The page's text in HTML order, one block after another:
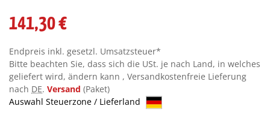
141,30 €
Endpreis inkl. gesetzl. Umsatzsteuer*
Bitte beachten Sie, dass sich die USt. je nach Land, in welches
geliefert wird, ändern kann , Versandkostenfreie Lieferung
nach DE. Versand (Paket)
Auswahl Steuerzone / Lieferland